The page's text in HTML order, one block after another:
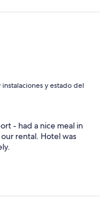
y estado del
- had a nice meal in
rental. Hotel was